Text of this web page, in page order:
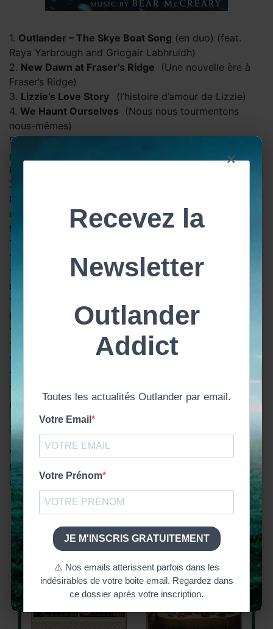
1. Outlander – The Skye Boat Song (en duo) (feat.
Raya Yarbrough and Griogair Labhruidh)
2. New Dawn at Fraser’s Ridge (Une nouvelle ère à
Fraser’s Ridge)
3. Lizzie’s Love Story (l’histoire d’amour de Lizzie)
4. We Haunt Ourselves (Nous nous tourmentons
nous-mêmes)
5.Outlander – The Skye Boat Song(Version en
gaélique) (feat. Griogair Labhruidh)
6.
7.
8.
d’amour de Ian)
9.
Malva Christie
10.
11.
Fergus and Marsali
12.
The Ballad of Tom Christie(La Ballade de Tom
Christie)
13.
Roger)
14.
15.
The Committee of Safety
(Le comité de sûreté)
16.
17.
18.
(feat. Griogair Labhruidh)
Source
Vous aussi vous êtes fan de la
McCreary et avez hâte de découvrir les titres qu’il a
composés pour lasaison 6 d’Outlander
×